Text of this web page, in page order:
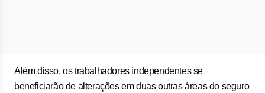
Além disso, os trabalhadores independentes se
beneficiarão de alterações em duas outras áreas do seguro